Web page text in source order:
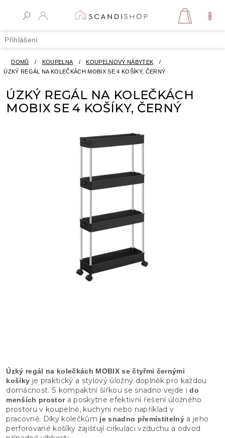
Přihlášení
DOMŮ / KOUPELNA / KOUPELNOVÝ NÁBYTEK
/
ÚZKÝ REGÁL NA KOLEČKÁCH MOBIX SE 4 KOŠÍKY, ČERNÝ
ÚZKÝ REGÁL NA KOLEČKÁCH
MOBIX SE 4 KOŠÍKY, ČERNÝ
Úzký regál na kolečkách MOBIX se čtyřmi černými
košíky je praktický a stylový úložný doplněk pro každou
domácnost. S kompaktní šířkou se snadno vejde ido
menších prostora poskytne efektivní řešení úložného
prostoru v koupelně, kuchyni nebo například v
pracovně. Díky kolečkům je snadno přemístitelnýa jeho
perforované košíky zajišťují cirkulaci vzduchu a odvod